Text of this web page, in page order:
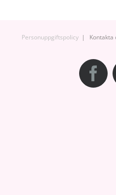
Personuppgiftspolicy | Kontakta